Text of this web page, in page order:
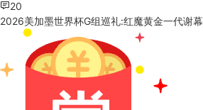
20
2026美加墨世界杯G组巡礼:红魔黄金一代谢幕